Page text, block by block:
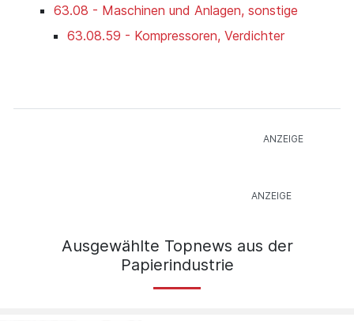
63.08 - Maschinen und Anlagen, sonstige
63.08.59 - Kompressoren, Verdichter
Ausgewählte Topnews aus der
Papierindustrie